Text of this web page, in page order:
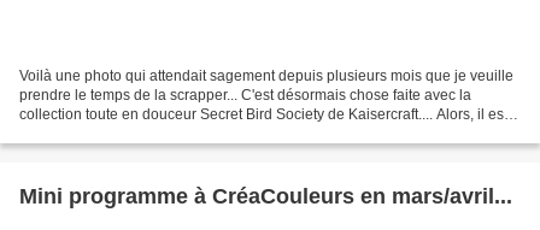
Voilà une photo qui attendait sagement depuis plusieurs mois que je veuille
prendre le temps de la scrapper... C'est désormais chose faite avec la
collection toute en douceur Secret Bird Society de Kaisercraft.... Alors, il est
Mini programme à CréaCouleurs en mars/avril...